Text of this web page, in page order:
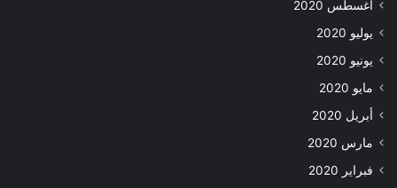
أغسطس 2020
يوليو 2020
يونيو 2020
مايو 2020
أبريل 2020
مارس 2020
فبراير 2020